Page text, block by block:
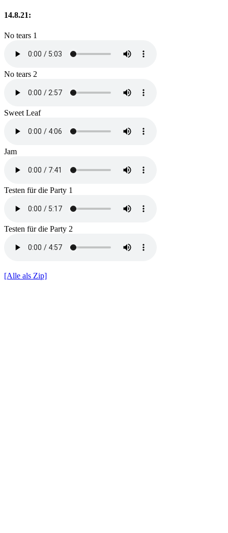
14.8.21:
No tears 1
No tears 2
Sweet Leaf
Jam
Testen für die Party 1
Testen für die Party 2
[Alle als Zip]